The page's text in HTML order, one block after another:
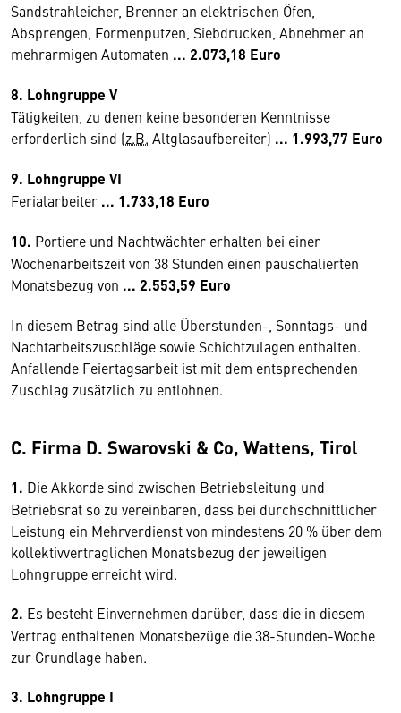
Sandstrahleicher, Brenner an elektrischen Öfen,
Absprengen, Formenputzen, Siebdrucken, Abnehmer an
mehrarmigen Automaten ... 2.073,18 Euro
8. Lohngruppe V
Tätigkeiten, zu denen keine besonderen Kenntnisse
erforderlich sind (z.B. Altglasaufbereiter) ... 1.993,77 Euro
9. Lohngruppe VI
Ferialarbeiter ... 1.733,18 Euro
10. Portiere und Nachtwächter erhalten bei einer
Wochenarbeitszeit von 38 Stunden einen pauschalierten
Monatsbezug von ... 2.553,59 Euro
In diesem Betrag sind alle Überstunden-, Sonntags- und
Nachtarbeitszuschläge sowie Schichtzulagen enthalten.
Anfallende Feiertagsarbeit ist mit dem entsprechenden
Zuschlag zusätzlich zu entlohnen.
C. Firma D. Swarovski & Co, Wattens, Tirol
1. Die Akkorde sind zwischen Betriebsleitung und
Betriebsrat so zu vereinbaren, dass bei durchschnittlicher
Leistung ein Mehrverdienst von mindestens 20 % über dem
kollektivvertrag­lichen Monatsbezug der jeweiligen
Lohngruppe erreicht wird.
2. Es besteht Einvernehmen darüber, dass die in diesem
Vertrag enthaltenen Monatsbezüge die 38-Stunden-Woche
zur Grundlage haben.
3. Lohngruppe I